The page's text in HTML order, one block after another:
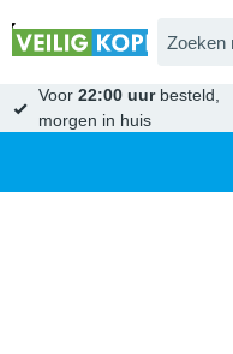
Voor22:00 uurbesteld,
morgen in huis